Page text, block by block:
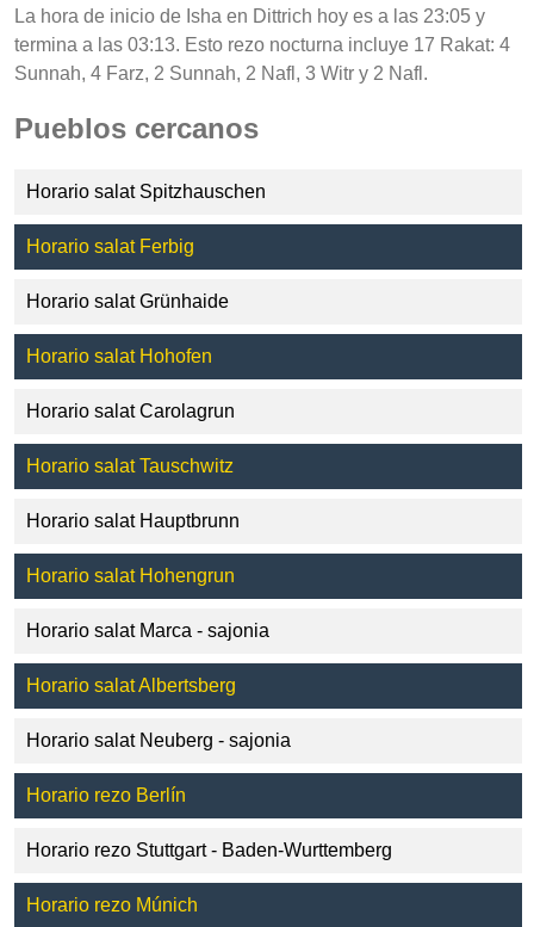
La hora de inicio de Isha en Dittrich hoy es a las 23:05 y
termina a las 03:13. Esto rezo nocturna incluye 17 Rakat: 4
Sunnah, 4 Farz, 2 Sunnah, 2 Nafl, 3 Witr y 2 Nafl.
Pueblos cercanos
Horario salat Spitzhauschen
Horario salat Ferbig
Horario salat Grünhaide
Horario salat Hohofen
Horario salat Carolagrun
Horario salat Tauschwitz
Horario salat Hauptbrunn
Horario salat Hohengrun
Horario salat Marca - sajonia
Horario salat Albertsberg
Horario salat Neuberg - sajonia
Horario rezo Berlín
Horario rezo Stuttgart - Baden-Wurttemberg
Horario rezo Múnich